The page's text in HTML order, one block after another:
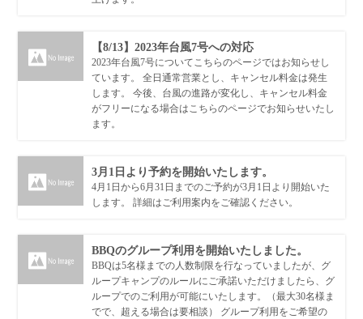
【8/13】2023年台風7号への対応
2023年台風7号についてこちらのページではお知らせし
ています。 全日通常営業とし、キャンセル料金は発生
します。 今後、台風の進路が変化し、キャンセル料金
がフリーになる場合はこちらのページでお知らせいたし
ます。
3月1日より予約を開始いたします。
4月1日から6月31日までのご予約が3月1日より開始いた
します。 詳細はご利用案内をご確認ください。
BBQのグループ利用を開始いたしました。
BBQは5名様までの人数制限を行なっていましたが、グ
ループキャンプのルールにご承諾いただけましたら、グ
ループでのご利用が可能にいたします。（最大30名様ま
でで、超える場合は要相談） グループ利用をご希望の